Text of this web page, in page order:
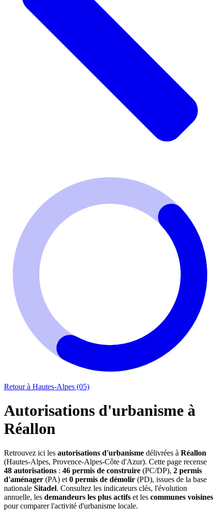
Retour à Hautes-Alpes (05)
Autorisations d'urbanisme à
Réallon
Retrouvez ici les autorisations d'urbanisme délivrées à Réallon
(Hautes-Alpes, Provence-Alpes-Côte d'Azur). Cette page recense
48 autorisations : 46 permis de construire (PC/DP), 2 permis
d'aménager (PA) et 0 permis de démolir (PD), issues de la base
nationale Sitadel. Consultez les indicateurs clés, l'évolution
annuelle, les demandeurs les plus actifs et les communes voisines
pour comparer l'activité d'urbanisme locale.